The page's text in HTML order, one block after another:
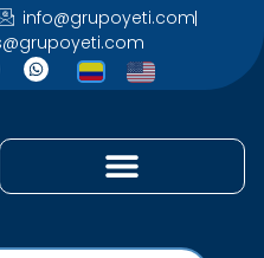
info@grupoyeti.com